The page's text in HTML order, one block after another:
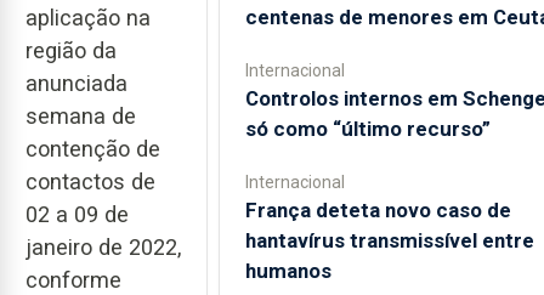
aplicação na
região da
anunciada
semana de
contenção de
contactos de
02 a 09 de
janeiro de 2022,
conforme
centenas de menores em
Internacional
Controlos internos em
só como “último recurso”
Internacional
França deteta novo caso de
hantavírus transmissível entre
humanos